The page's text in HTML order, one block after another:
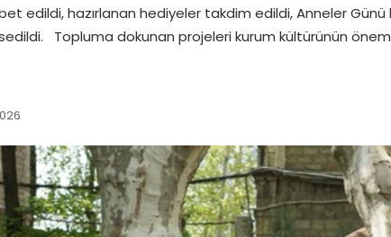
edildi, hazırlanan hediyeler takdim edildi, Anneler
Topluma dokunan projeleri kurum kültürünün